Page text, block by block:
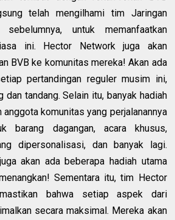
telah mengilhami tim Jaringan
untuk memanfaatkan
ini. Hector Network juga akan
BVB ke komunitas mereka! Akan ada
pertandingan reguler musim ini,
dan tandang. Selain itu, banyak hadiah
anggota komunitas yang perjalanannya
barang dagangan, acara khusus,
dipersonalisasi, dan banyak lagi.
akan ada beberapa hadiah utama
Sementara itu, tim Hector
bahwa setiap aspek dari
secara maksimal. Mereka akan